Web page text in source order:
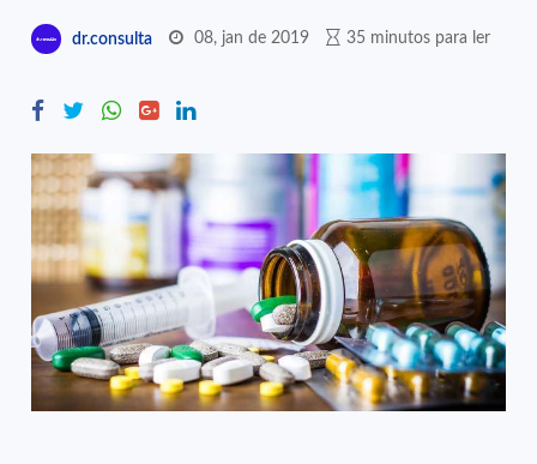
dr.consulta 08, jan de 2019 35 minutos para ler